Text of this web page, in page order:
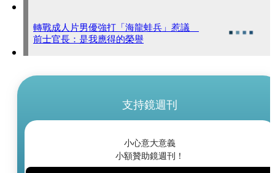
轉戰成人片男優強打「海龍蛙兵」惹議
前士官長：是我應得的榮譽
支持鏡週刊
小心意大意義
小額贊助鏡週刊！